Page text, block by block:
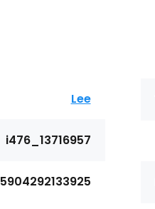
Lee
i476_13716957
5904292133925